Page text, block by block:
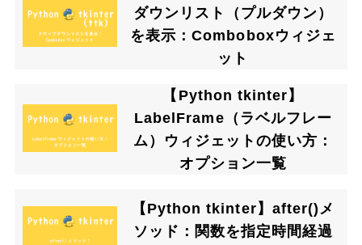
ダウンリスト（プルダウン）
を表示：Comboboxウィジェ
ット
【Python tkinter】
LabelFrame（ラベルフレー
ム）ウィジェットの使い方：
オプション一覧
【Python tkinter】after()メ
ソッド：関数を指定時間経過